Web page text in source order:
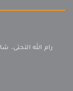
رام الله التحتى،